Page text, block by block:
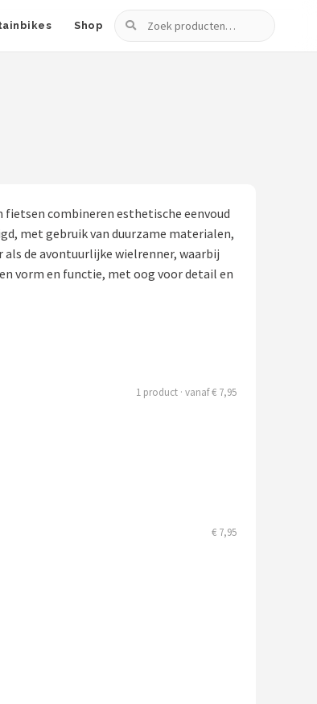
Shop
Zoeken
combineren esthetische eenvoud
met gebruik van duurzame materialen,
de avontuurlijke wielrenner, waarbij
vorm en functie, met oog voor detail en
1 product · vanaf € 7,95
€ 7,95